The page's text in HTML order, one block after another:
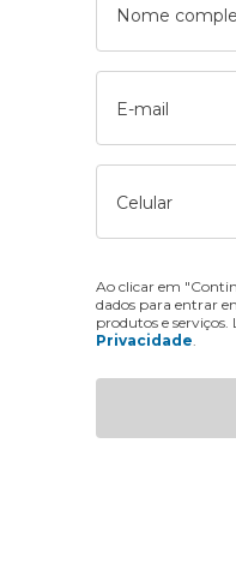
Nome
E-mail
Celular
Ao clicar em
dados para entrar
produtos e serviços.
Privacidade